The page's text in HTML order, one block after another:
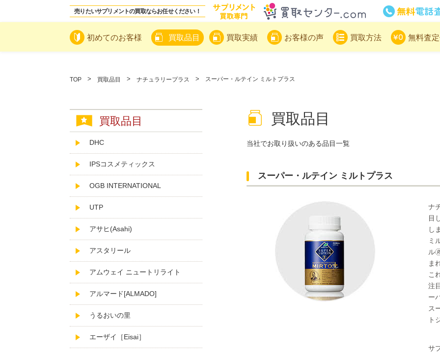
売りたいサプリメントの買取ならお任せください！
初めてのお客様 買取品目 買取実績 お客様の声 買取方法 無料査
TOP 買取品目 ナチュラリープラス スーパー・ルテイン ミルトプラス
買取品目
当社でお取り扱いのある品目一覧
スーパー・ルテイン ミルトプラス
ナ
目
し
ミ
ル
ま
こ
注
ー
ス
ト
サ
買取品目
DHC
IPSコスメティックス
OGB INTERNATIONAL
UTP
アサヒ(Asahi)
アスタリール
アムウェイ ニュートリライト
アルマード[ALMADO]
うるおいの里
エーザイ［Eisai］